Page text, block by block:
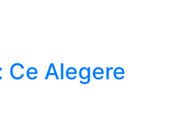
Ce Alegere